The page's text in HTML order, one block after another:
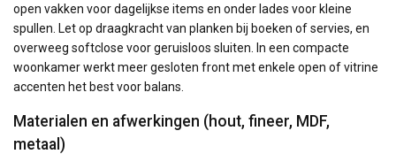
open vakken voor dagelijkse items en onder lades voor kleine
spullen. Let op draagkracht van planken bij boeken of servies, en
overweeg softclose voor geruisloos sluiten. In een compacte
woonkamer werkt meer gesloten front met enkele open of vitrine
accenten het best voor balans.
Materialen en afwerkingen (hout, fineer, MDF,
metaal)